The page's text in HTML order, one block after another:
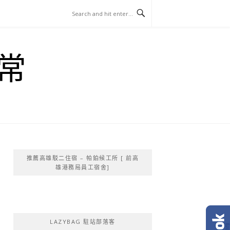
推薦高雄駁二住宿 – 帕鉑候工所 [ 前高
雄港務局員工宿舍]
LAZYBAG 駐站部落客